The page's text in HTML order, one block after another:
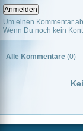
Um einen Kommentar
Wenn Du noch kein
Alle Kommentare (0)